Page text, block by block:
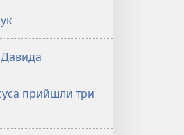
прийшли три